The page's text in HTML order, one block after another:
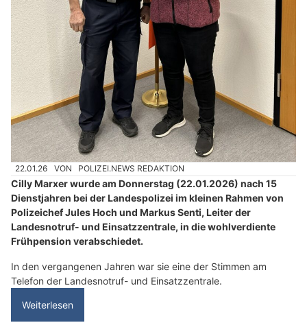
22.01.26 VON POLIZEI.NEWS REDAKTION
Cilly Marxer wurde am Donnerstag (22.01.2026) nach 15
Dienstjahren bei der Landespolizei im kleinen Rahmen von
Polizeichef Jules Hoch und Markus Senti, Leiter der
Landesnotruf- und Einsatzzentrale, in die wohlverdiente
Frühpension verabschiedet.
In den vergangenen Jahren war sie eine der Stimmen am
Telefon der Landesnotruf- und Einsatzzentrale.
Weiterlesen